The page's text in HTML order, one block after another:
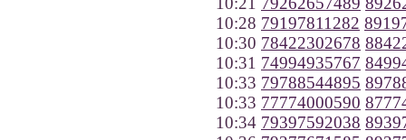
10:28 79197811282
10:30 78422302678
10:31 74994935767
10:33 79788544895
10:33 77774000590
10:34 79397592038